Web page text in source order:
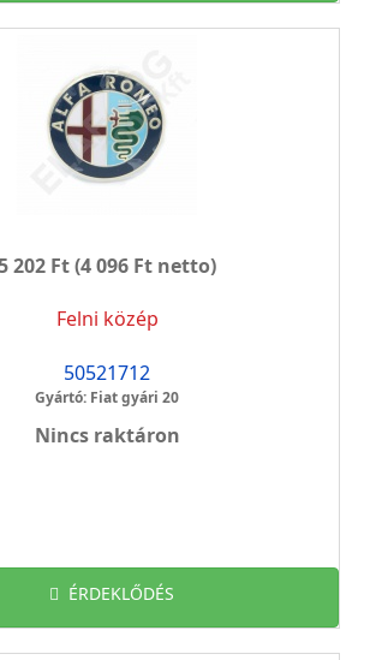
202 Ft(4 096 Ft netto)
Felni közép
50521712
Gyártó: Fiat gyári 20
Nincs raktáron
ÉRDEKLŐDÉS